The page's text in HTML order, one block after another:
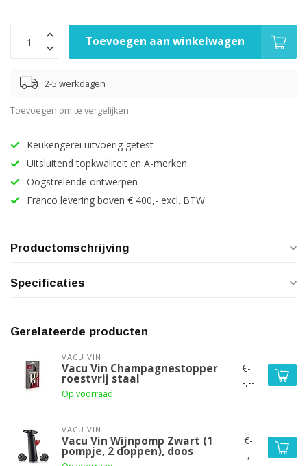
Toevoegen aan winkelwagen
2-5 werkdagen
Toevoegen om te vergelijken
Keukengerei uitvoerig getest
Uitsluitend topkwaliteit en A-merken
Oogstrelende ontwerpen
Franco levering boven € 400,- excl. BTW
Productomschrijving
Specificaties
Gerelateerde producten
VACU VIN
Vacu Vin Champagnestopper
roestvrij staal
Op voorraad
€-
-,--
VACU VIN
Vacu Vin Wijnpomp Zwart (1
pompje, 2 doppen), doos
€-
-,--